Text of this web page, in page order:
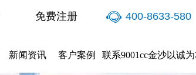
免费注册 400-8633-580
新闻资讯 客户案例 联系9001cc金沙以诚